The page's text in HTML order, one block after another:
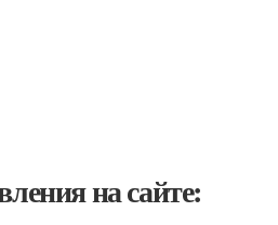
на сайте: